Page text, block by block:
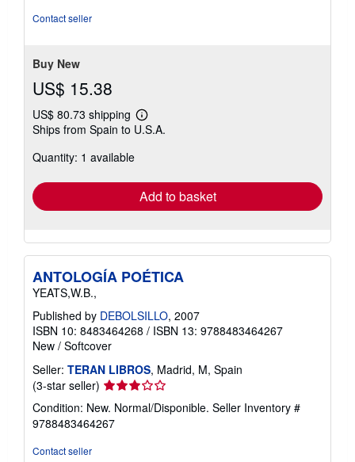
Contact seller
Buy New
US$ 15.38
US$ 80.73 shipping
Learn
more
Ships from Spain to U.S.A.
Quantity: 1 available
Add to basket
ANTOLOGÍA POÉTICA
YEATS,W.B.,
Published by DEBOLSILLO, 2007
ISBN 10: 8483464268 / ISBN 13: 9788483464267
New / Softcover
Seller: TERAN LIBROS, Madrid, M, Spain
(3-star seller) Seller
rating
3
out
Condition: New. Normal/Disponible. Seller Inventory #
9788483464267
Contact seller